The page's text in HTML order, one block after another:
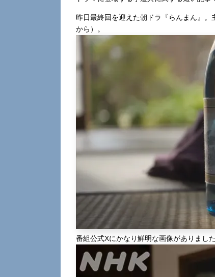
昨日最終回を迎えた朝ドラ『らんまん』
から）。
番組公式Xにかなり鮮明な画像がありました